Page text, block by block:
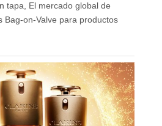
tapa, El mercado global de
Bag-on-Valve para productos